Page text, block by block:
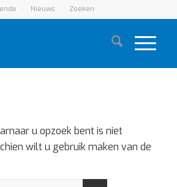
Nieuws Zoeken
u opzoek bent is niet
wilt u gebruik maken van de